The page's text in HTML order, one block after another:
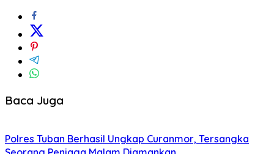
Baca Juga
Polres Tuban Berhasil Ungkap Curanmor, Tersangka